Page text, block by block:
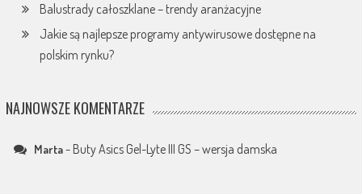
Balustrady całoszklane – trendy aranżacyjne
Jakie są najlepsze programy antywirusowe dostępne na
polskim rynku?
NAJNOWSZE KOMENTARZE
Marta- Buty Asics Gel-Lyte III GS – wersja damska